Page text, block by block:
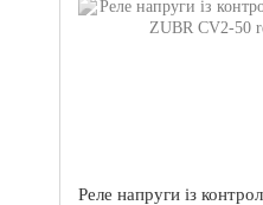
Реле напруги із